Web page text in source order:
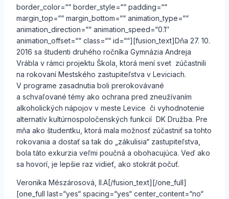
border_color=““ border_style=““ padding=““
margin_top=““ margin_bottom=““ animation_type=““
animation_direction=““ animation_speed=“0.1″
animation_offset=““ class=““ id=““][fusion_text]Dňa 27. 10.
2016 sa študenti druhého ročníka Gymnázia Andreja
Vrábla v rámci projektu Škola, ktorá mení svet zúčastnili
na rokovaní Mestského zastupiteľstva v Leviciach.
V programe zasadnutia boli prerokovávané
a schvaľované témy ako ochrana pred zneužívaním
alkoholických nápojov v meste Levice či vyhodnotenie
alternatív kultúrnospoločenských funkcií DK Družba. Pre
mňa ako študentku, ktorá mala možnosť zúčastniť sa tohto
rokovania a dostať sa tak do „zákulisia“ zastupiteľstva,
bola táto exkurzia veľmi poučná a obohacujúca. Veď ako
sa hovorí, je lepšie raz vidieť, ako stokrát počuť.
Veronika Mészárosová, II.A[/fusion_text][/one_full]
[one_full last=“yes“ spacing=“yes“ center_content=“no“